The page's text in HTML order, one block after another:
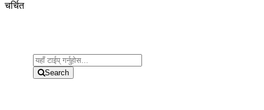
चर्चित
Search